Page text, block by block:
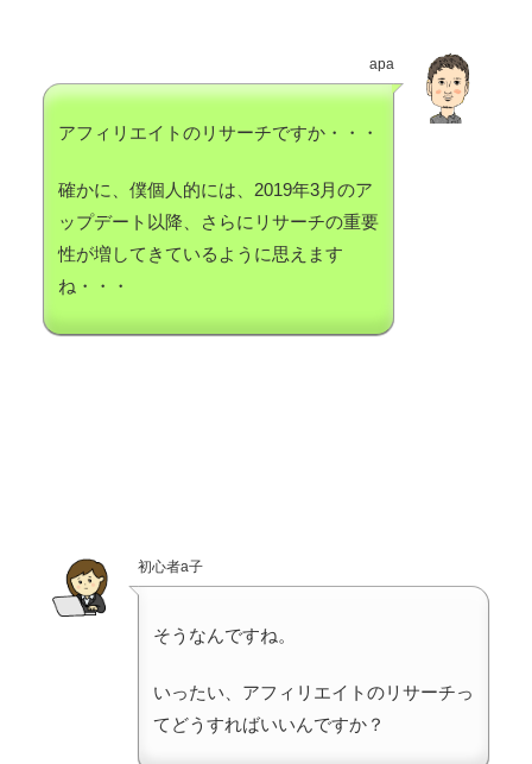
apa
アフィリエイトのリサーチですか・・・
確かに、僕個人的には、2019年3月のア
ップデート以降、さらにリサーチの重要
性が増してきているように思えます
ね・・・
初心者a子
そうなんですね。
いったい、アフィリエイトのリサーチっ
てどうすればいいんですか？